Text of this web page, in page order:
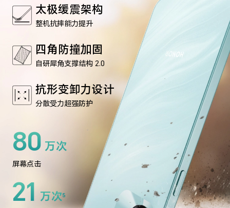
太极缓震架构
整机抗摔能力提升
四角防撞加固
自研犀角支撑结构 2.0
抗形变卸力设计
分散受力超强防护
80 万次
屏幕点击
21 万次5